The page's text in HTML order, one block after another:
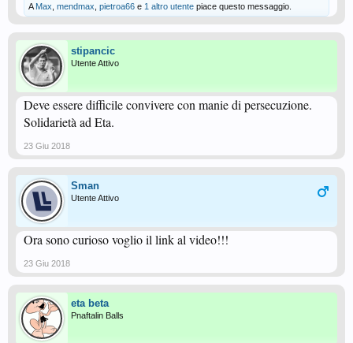
A Max mendmax pietroa66 e 1 altro utente piace questo messaggio.
stipancic
Utente Attivo
Deve essere difficile convivere con manie di persecuzione.
Solidarietà ad Eta.
23 Giu 2018
Sman
Utente Attivo
Ora sono curioso voglio il link al video!!!
23 Giu 2018
eta beta
Pnaftalin Balls